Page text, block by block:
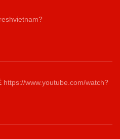
https://www.youtube.com/watch?